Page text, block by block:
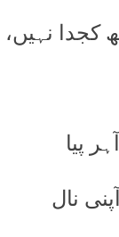
کجدا نہیں،
پیا
نال